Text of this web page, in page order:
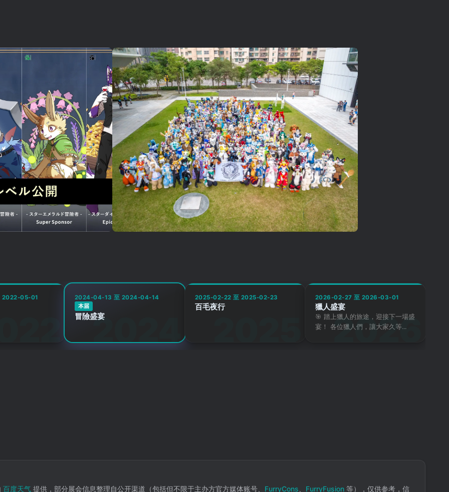
05-01
2024-04-13 至 2024-04-14
本届
冒險盛宴
2025-02-22 至 2025-02-23
百毛夜行​
2026-02-27 至 2026-03-01
獵人盛宴
🎯 踏上獵人的旅途，迎接下一場盛
宴！ 各位獵人們，讓大家久等...
百度天气提供，部分展会信息整理自公开渠道（包括但不限于主办方官方媒体账号、 FurryCons FurryFusion等），仅供参考，信